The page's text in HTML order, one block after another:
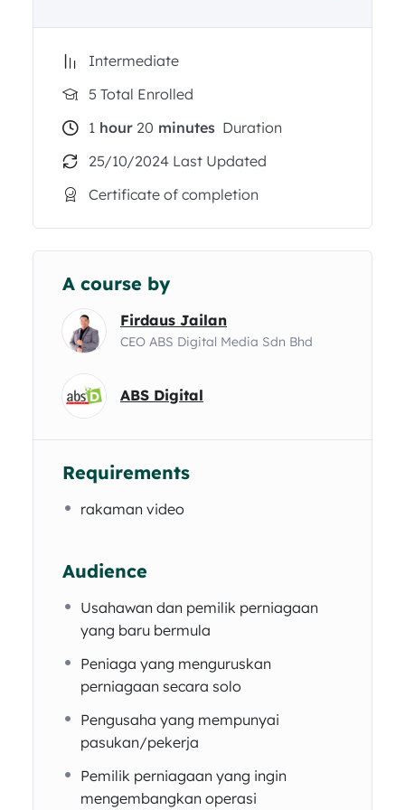
Modul 3: Kesan Buruk Tiada SOP
Anda Belajar Betapa Besarnya Bala Sehingga
Banyak Owner Bisnes Burnout & Give Up
Mereka.
Intermediate
5 Total Enrolled
1 hour 20 minutes Duration
25/10/2024 Last Updated
Certificate of completion
A course by
Firdaus Jailan
CEO ABS Digital Media Sdn Bhd
ABS Digital
Requirements
rakaman video
Audience
Usahawan dan pemilik perniagaan
yang baru bermula
Peniaga yang menguruskan
perniagaan secara solo
Pengusaha yang mempunyai
pasukan/pekerja
Pemilik perniagaan yang ingin
mengembangkan operasi